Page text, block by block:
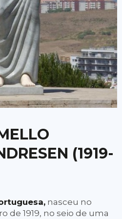
(1919-
nasceu no
de 1919, no seio de uma